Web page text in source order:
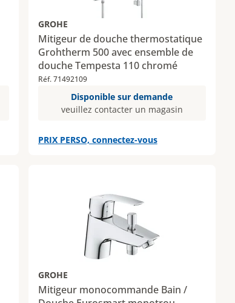
GROHE
Mitigeur de douche thermostatique
Grohtherm 500 avec ensemble de
douche Tempesta 110 chromé
Réf. 71492109
Disponible sur demande
veuillez contacter un magasin
PRIX PERSO, connectez-vous
GROHE
Mitigeur monocommande Bain /